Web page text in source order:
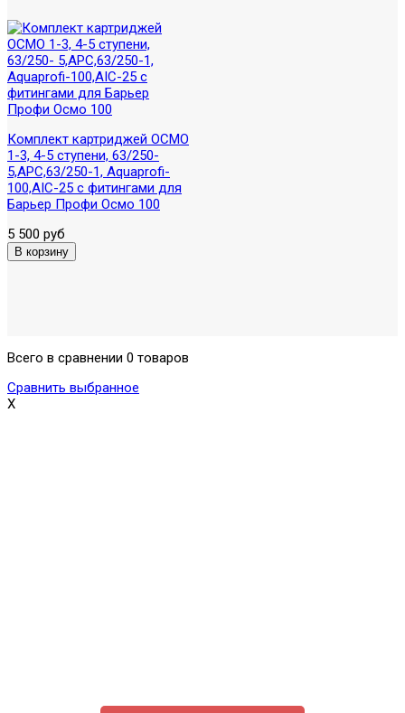
Комплект картриджей ОСМО
1-3, 4-5 ступени, 63/250-
5,APC,63/250-1, Aquaprofi-
100,AIC-25 с фитингами для
Барьер Профи Осмо 100
5 500 руб
Всего в сравнении 0 товаров
Сравнить выбранное
X